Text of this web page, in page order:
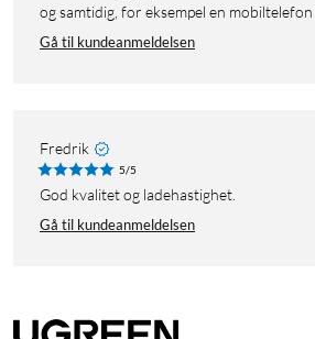
og samtidig, for eksempel en
Gå til kundeanmeldelsen
Fredrik
5/5
God kvalitet og ladehastighet.
Gå til kundeanmeldelsen